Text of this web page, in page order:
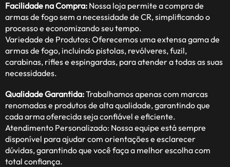
Facilidade na Compra: Nossa loja permite a compra de
armas de fogo sem a necessidade de CR, simplificando o
processo e economizando seu tempo.
Variedade de Produtos: Oferecemos uma extensa gama de
armas de fogo, incluindo pistolas, revólveres, fuzil,
carabinas, rifles e espingardas, para atender a todas as suas
necessidades.
Qualidade Garantida:Trabalhamos apenas com marcas
renomadas e produtos de alta qualidade, garantindo que
cada arma oferecida seja confiável e eficiente.
Atendimento Personalizado: Nossa equipe está sempre
disponível para ajudar com orientações e esclarecer
dúvidas, garantindo que você faça a melhor escolha com
total confiança.